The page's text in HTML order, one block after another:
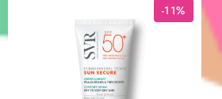
-11%